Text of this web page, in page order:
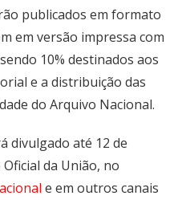
publicados em formato
em versão impressa com
10% destinados aos
e a distribuição das
do Arquivo Nacional.
divulgado até 12 de
da União, no
e em outros canais